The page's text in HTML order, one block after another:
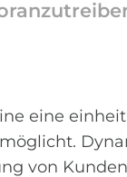
eine
von